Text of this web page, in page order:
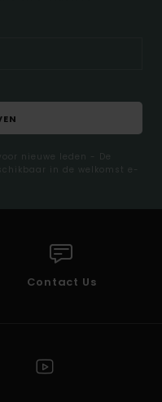
nieuwe leden - De
in de welkomst e-
Contact Us